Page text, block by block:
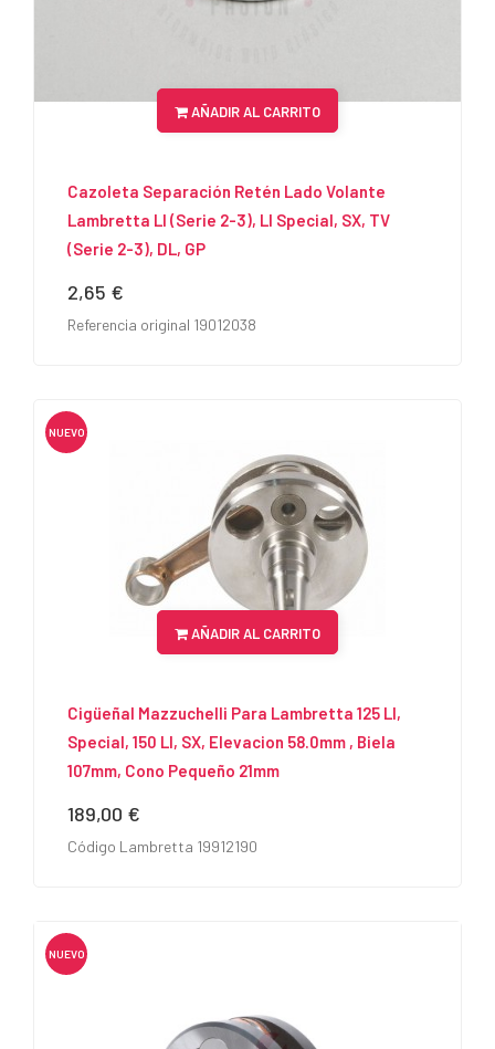
AÑADIR AL CARRITO
Cazoleta Separación Retén Lado Volante
Lambretta LI (serie 2-3), LI Special, SX, TV
(serie 2-3), DL, GP
Precio
2,65 €
Referencia original 19012038
NUEVO
AÑADIR AL CARRITO
Cigüeñal Mazzuchelli Para Lambretta 125 LI,
Special, 150 LI, SX, Elevacion 58.0mm , Biela
107mm, Cono Pequeño 21mm
Precio
189,00 €
Código Lambretta 19912190
NUEVO